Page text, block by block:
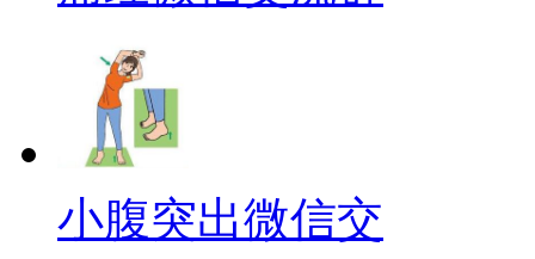
小腹突出微信交